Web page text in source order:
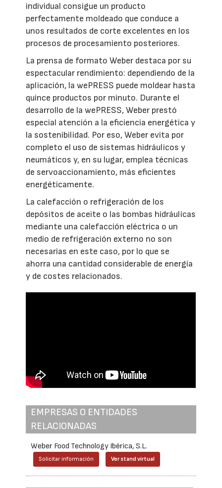
individual consigue un producto
perfectamente moldeado que conduce a
unos resultados de corte excelentes en los
procesos de procesamiento posteriores.
La prensa de formato Weber destaca por su
espectacular rendimiento: dependiendo de la
aplicación, la wePRESS puede moldear hasta
quince productos por minuto. Durante el
desarrollo de la wePRESS, Weber prestó
especial atención a la eficiencia energética y
la sostenibilidad. Por eso, Weber evita por
completo el uso de sistemas hidráulicos y
neumáticos y, en su lugar, emplea técnicas
de servoaccionamiento, más eficientes
energéticamente.
La calefacción o refrigeración de los
depósitos de aceite o las bombas hidráulicas
mediante una calefacción eléctrica o un
medio de refrigeración externo no son
necesarias en este caso, por lo que se
ahorra una cantidad considerable de energía
y de costes relacionados.
EMPRESAS O ENTIDADES
RELACIONADAS
Weber Food Technology Ibérica, S.L.
Solicitar información Ver stand virtual